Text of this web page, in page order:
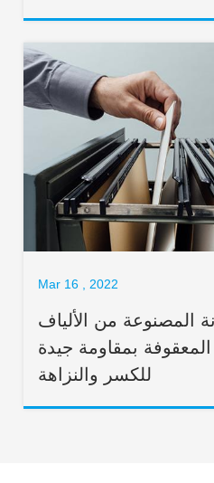
Mar 16 , 2022
المصنوعة من الألياف
المعقوفة بمقاومة جيدة
للكسر والنزاهة